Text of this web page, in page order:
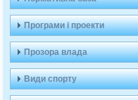
Програми і проекти
Прозора влада
Види спорту